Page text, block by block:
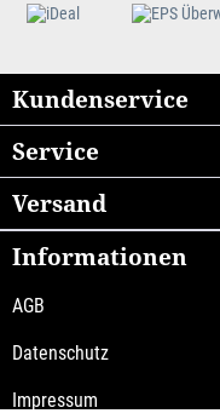
Kundenservice
Service
Informationen
AGB
Datenschutz
Impressum
Versand